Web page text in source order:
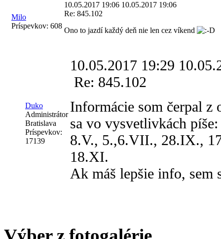
Milo
Príspevkov: 608
10.05.2017 19:06 10.05.2017 19:06
Re: 845.102
Ono to jazdí každý deň nie len cez víkend
Duko
Administrátor
Bratislava
Príspevkov:
17139
10.05.2017 19:29
Re: 845.102
Informácie som čerpal z
sa vo vysvetlivkách
8.V., 5.,6.VII., 28.IX.,
18.XI.
Ak máš lepšie info, sem